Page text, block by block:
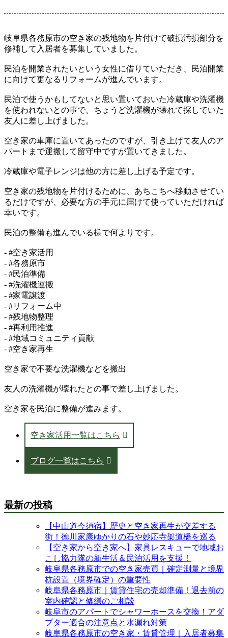
岐阜県各務原市の空き家の残地物を片付けて破損汚損部分を
修補して入居者を募集していました。
民泊を開業されたいという女性に借りていただき、民泊開業
に向けて更なるリフォームが進んでいます。
民泊で使うかもしてないと思い置いておいた冷蔵庫や洗濯機
を使われないとの事で、ちょうど洗濯機が壊れて探していた
友人に差し上げました。
空き家の車庫に置いてあったのですが、引き上げて友人のア
パートまで運搬して留守中ですが置いてきました。
冷蔵庫や電子レンジは他の方に差し上げる予定です。
空き家の残地物を片付けるために、あちこちへ移動させてい
るだけですが、必要な方の手元に届けて使っていただければ
幸いです。
民泊の整備も進んでいる様で何よりです。
- #空き家活用
- #各務原市
- #民泊準備
- #洗濯機運搬
- #家電譲渡
- #リフォーム中
- #残地物整理
- #再利用推進
- #地域コミュニティ貢献
- #空き家再生
空き家で不要な洗濯機などを搬出
友人の洗濯機が壊れたとの事で差し上げました。
空き家を民泊に整備が進みます。
空き家活用一覧はこちら
ブログ一覧はこちら
最新の投稿
【中山道今須宿】歴史と空き家再生が交差する
街！徳川家康ゆかりの石や妙応寺架道橋を巡る
【空き家から空き家へ】家具レスキューで地域お
こし協力隊の新生活＆民泊活用を支援！
岐阜県各務原市での空き家売買｜確定測量と境界
杭設置（境界確定）の重要性
岐阜県各務原市｜賃貸住宅の売却準備！退去前の
室内確認と修繕のご相談
岐阜市のアパートでシャワーホースを交換！アダ
プター適合の注意点と水漏れ対策
岐阜県各務原市の空き家・賃貸管理｜入居者募集